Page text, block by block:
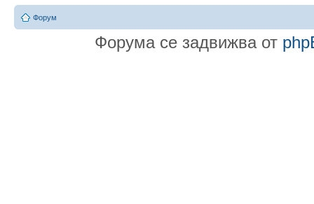
Форум
Форума се задвижва от